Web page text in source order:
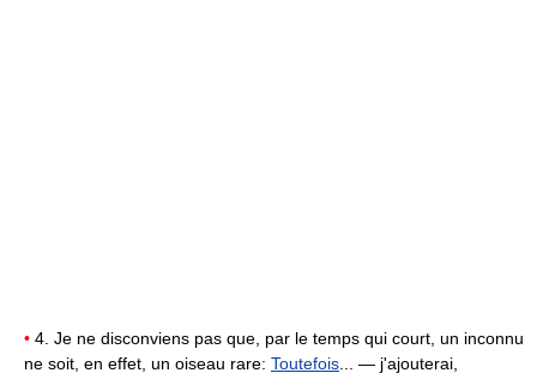
• 4. Je ne disconviens pas que, par le temps qui court, un inconnu
ne soit, en effet, un oiseau rare: Toutefois ... — j'ajouterai,